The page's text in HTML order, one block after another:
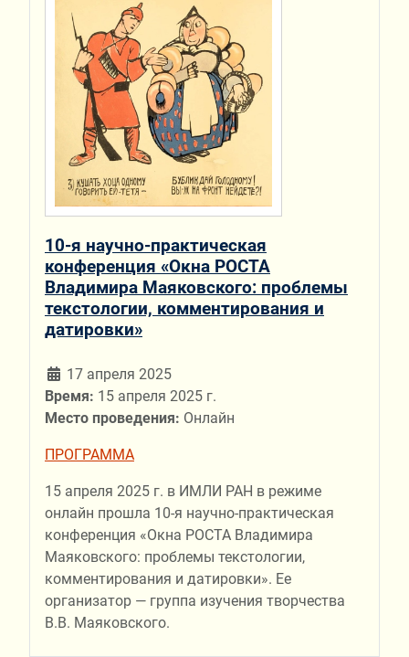
10-я научно-практическая
конференция «Окна РОСТА
Владимира Маяковского: проблемы
текстологии, комментирования и
датировки»
17 апреля 2025
Время: 15 апреля 2025 г.
Место проведения: Онлайн
ПРОГРАММА
15 апреля 2025 г. в ИМЛИ РАН в режиме
онлайн прошла 10-я научно-практическая
конференция «Окна РОСТА Владимира
Маяковского: проблемы текстологии,
комментирования и датировки». Ее
организатор — группа изучения творчества
В.В. Маяковского.